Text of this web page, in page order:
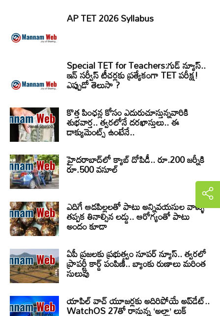
AP TET 2026 Syllabus
Special TET for Teachers:గుడ్ న్యూస్..
ఇన్ సర్వీస్ టీచర్లకు ప్రత్యేకంగా TET పరీక్ష!
ఎప్పుడో తెలుసా ?
కొత్త పింఛన్ల కోసం ఎదురుచూస్తున్నవారికి
శుభవార్త.. త్వరలోనే దరఖాస్తులు.. ఈ
డాక్యుమెంట్స్ ఉంటేనే..
హైదరాబాద్‌లో క్యాబ్‌ దోపిడీ.. రూ.200 జర్నీకి
రూ.500 వసూల్
ఎదిగే ఆడపిల్లలతో పాటు అన్నివయసుల వాళ్ళు
తప్పక తినాల్సిన లడ్డు.. ఆరోగ్యంతో పాటు
అందం కూడా
ఏపీ ప్రజలకు ప్రభుత్వం సూపర్ న్యూస్.. త్వరలో
ప్రాపర్టీ కార్డ్ పంపిణీ.. బ్యాంకు రుణాలు మరింత
సులువు
యాపిల్ వాచ్ యూజర్లకు అదిరిపోయే అప్‌డేట్..
WatchOS 27తో రానున్న ‘అల్ట్రా’ లుక్